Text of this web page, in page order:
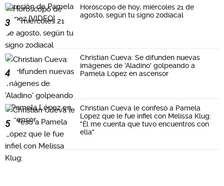
3
Horóscopo de hoy, miércoles 21 de
agosto, según tu signo zodiacal
4
Christian Cueva: Se difunden nuevas
imágenes de 'Aladino' golpeando a
Pamela López en ascensor
5
Christian Cueva le confesó a Pamela
López que le fue infiel con Melissa Klug:
"Él me cuenta que tuvo encuentros con
ella"